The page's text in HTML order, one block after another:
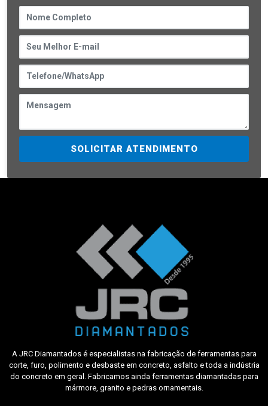
SOLICITAR ATENDIMENTO
A JRC Diamantados é especialistas na fabricação de ferramentas para
corte, furo, polimento e desbaste em concreto, asfalto e toda a indústria
do concreto em geral. Fabricamos ainda ferramentas diamantadas para
mármore, granito e pedras ornamentais.